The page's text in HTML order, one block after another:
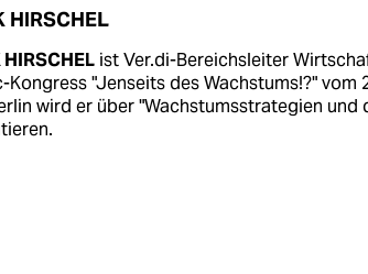
HIRSCHEL
HIRSCHEList Ver.di-Bereichsleiter
Kongress "Jenseits des Wachstums!?" vom
wird er über "Wachstumsstrategien und